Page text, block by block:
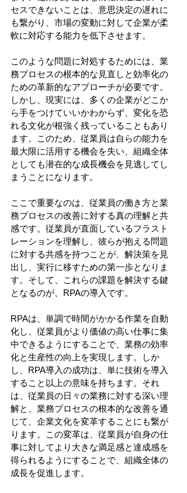
セスできないことは、意思決定の遅れに
も繋がり、市場の変動に対して企業が柔
軟に対応する能力を低下させます。
このような問題に対処するためには、業
務プロセスの根本的な見直しと効率化の
ための革新的なアプローチが必要です。
しかし、現実には、多くの企業がどこか
ら手をつけていいかわからず、変化を恐
れる文化が根強く残っていることもあり
ます。このため、従業員は自らの能力を
最大限に活用する機会を失い、組織全体
としても潜在的な成長機会を見逃してし
まうことになります。
ここで重要なのは、従業員の働き方と業
務プロセスの改善に対する真の理解と共
感です。従業員が直面しているフラスト
レーションを理解し、彼らが抱える問題
に対する共感を持つことが、解決策を見
出し、実行に移すための第一歩となりま
す。そして、これらの課題を解決する鍵
となるのが、RPAの導入です。
RPAは、単調で時間がかかる作業を自動
化し、従業員がより価値の高い仕事に集
中できるようにすることで、業務の効率
化と生産性の向上を実現します。しか
し、RPA導入の成功は、単に技術を導入
すること以上の意味を持ちます。それ
は、従業員の日々の業務に対する深い理
解と、業務プロセスの根本的な改善を通
じて、企業文化を変革することにも繋が
ります。この変革は、従業員が自身の仕
事に対してより大きな満足感と達成感を
得られるようにすることで、組織全体の
成長を促進します。